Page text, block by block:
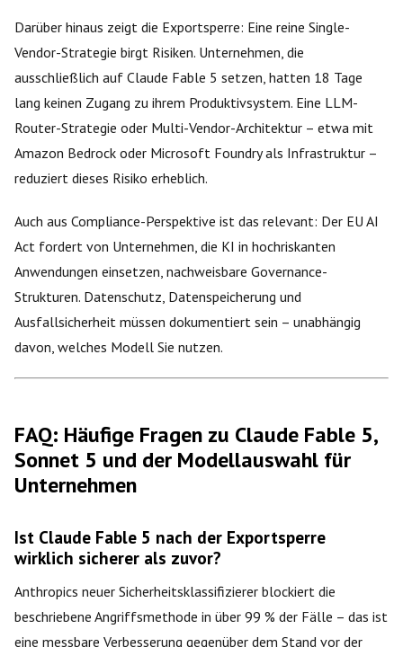
Darüber hinaus zeigt die Exportsperre: Eine reine Single-
Vendor-Strategie birgt Risiken. Unternehmen, die
ausschließlich auf Claude Fable 5 setzen, hatten 18 Tage
lang keinen Zugang zu ihrem Produktivsystem. Eine LLM-
Router-Strategie oder Multi-Vendor-Architektur – etwa mit
Amazon Bedrock oder Microsoft Foundry als Infrastruktur –
reduziert dieses Risiko erheblich.
Auch aus Compliance-Perspektive ist das relevant: Der EU AI
Act fordert von Unternehmen, die KI in hochriskanten
Anwendungen einsetzen, nachweisbare Governance-
Strukturen. Datenschutz, Datenspeicherung und
Ausfallsicherheit müssen dokumentiert sein – unabhängig
davon, welches Modell Sie nutzen.
FAQ: Häufige Fragen zu Claude Fable 5,
Sonnet 5 und der Modellauswahl für
Unternehmen
Ist Claude Fable 5 nach der Exportsperre
wirklich sicherer als zuvor?
Anthropics neuer Sicherheitsklassifizierer blockiert die
beschriebene Angriffsmethode in über 99 % der Fälle – das ist
eine messbare Verbesserung gegenüber dem Stand vor der